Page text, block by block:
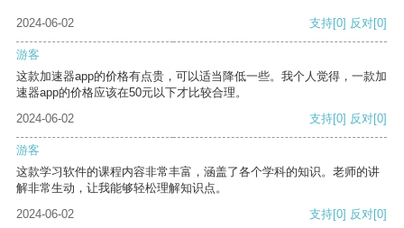
2024-06-02 支持[0] 反对[0]
游客
这款加速器app的价格有点贵，可以适当降低一些。我个人觉得，一款加
速器app的价格应该在50元以下才比较合理。
2024-06-02
支持[0] 反对[0]
游客
这款学习软件的课程内容非常丰富，涵盖了各个学科的知识。老师的讲
解非常生动，让我能够轻松理解知识点。
2024-06-02
支持[0] 反对[0]